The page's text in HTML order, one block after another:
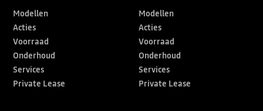
Modellen
Acties
Voorraad
Onderhoud
Services
Private Lease
Modellen
Acties
Voorraad
Onderhoud
Services
Private Lease